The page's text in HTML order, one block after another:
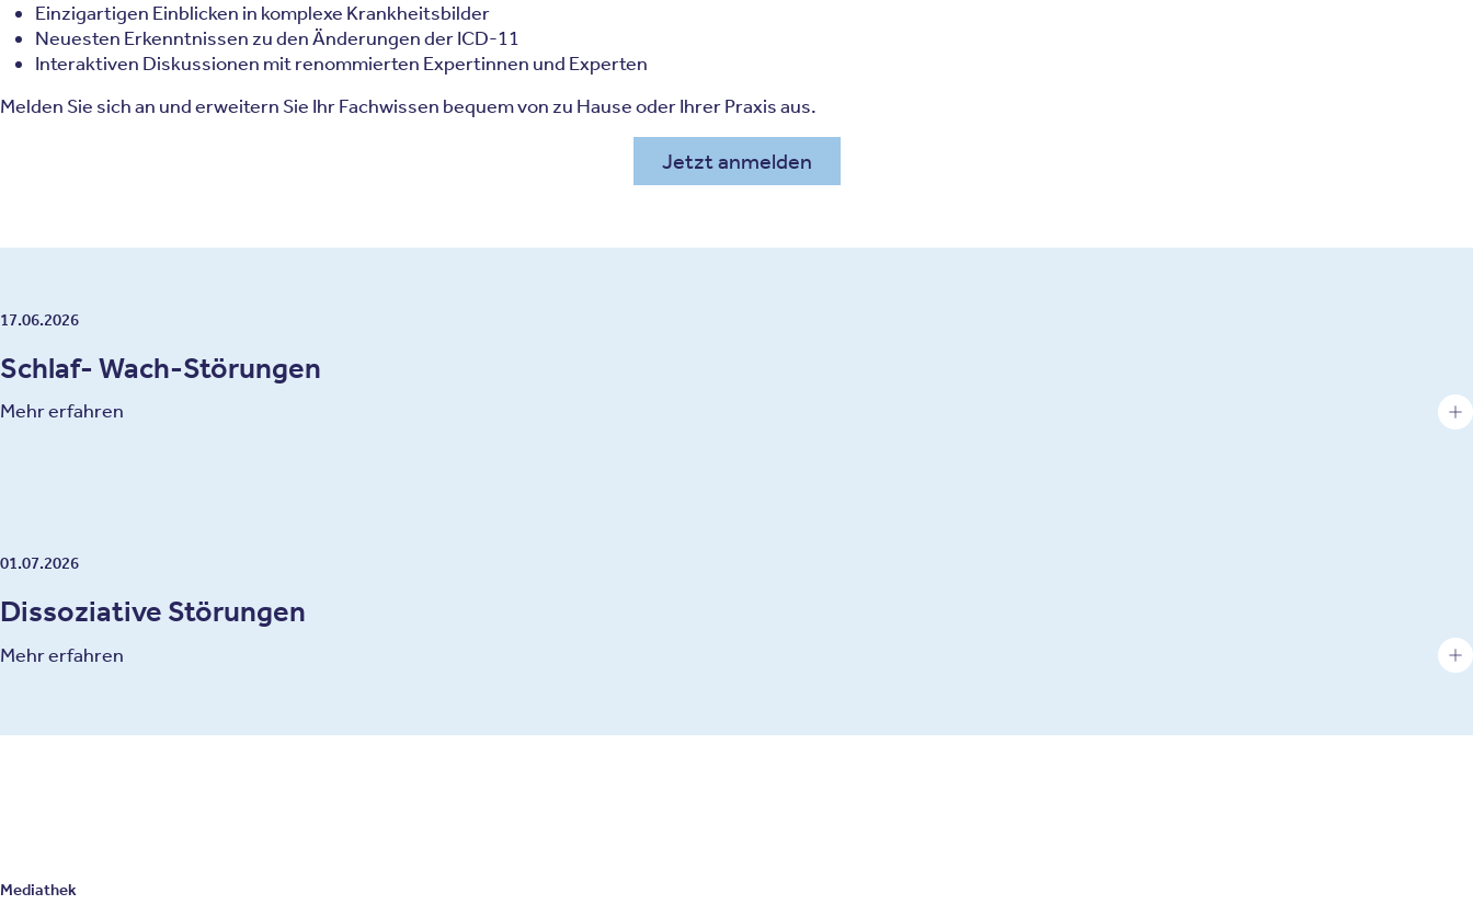
Einzigartigen Einblicken in komplexe Krankheitsbilder
Neuesten Erkenntnissen zu den Änderungen der ICD-11
Interaktiven Diskussionen mit renommierten Expertinnen und Experten
Melden Sie sich an und erweitern Sie Ihr Fachwissen bequem von zu Hause oder Ihrer Praxis aus.
Jetzt anmelden
17.06.2026
Schlaf- Wach-Störungen
Mehr erfahren
01.07.2026
Dissoziative Störungen
Mehr erfahren
Mediathek